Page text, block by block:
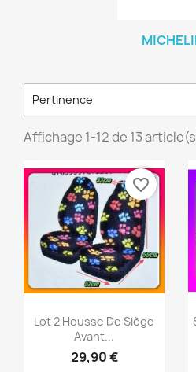
Pertinence
Affichage 1-12 de 13
Aperçu rapide
Lot 2 Housse De Siège
Avant...
29,90 €
favorite_border